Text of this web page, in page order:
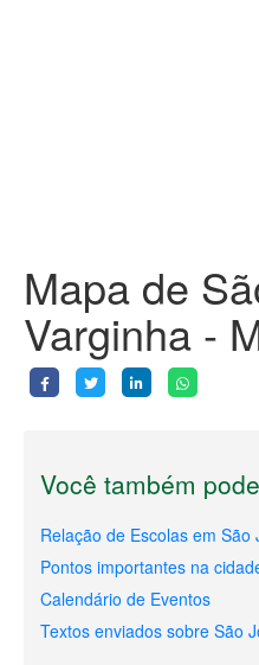
Mapa de
Varginha -
Você também
Relação de Escolas em São
Pontos importantes na
Calendário de Eventos
Textos enviados sobre São